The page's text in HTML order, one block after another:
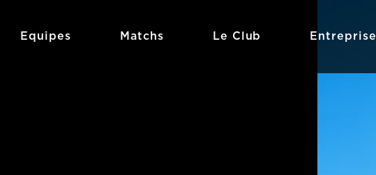
Equipes Matchs Le Club Entreprise